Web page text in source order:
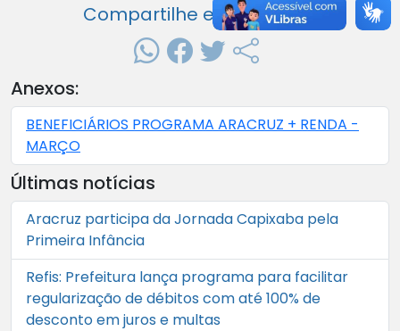
Compartilhe essa notícia:
Anexos:
BENEFICIÁRIOS PROGRAMA ARACRUZ + RENDA -
MARÇO
Últimas notícias
Aracruz participa da Jornada Capixaba pela
Primeira Infância
Refis: Prefeitura lança programa para facilitar
regularização de débitos com até 100% de
desconto em juros e multas